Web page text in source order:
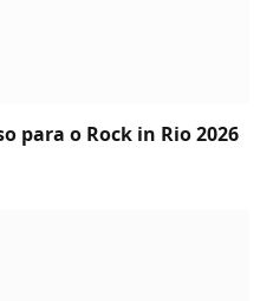
para o Rock in Rio 2026